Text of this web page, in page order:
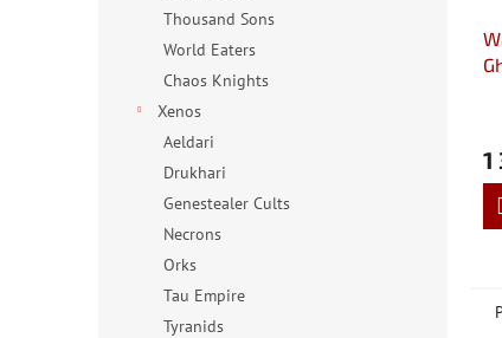
Thousand Sons
World Eaters
Chaos Knights
Xenos
Aeldari
Drukhari
Genestealer Cults
Necrons
Orks
Tau Empire
Tyranids
1